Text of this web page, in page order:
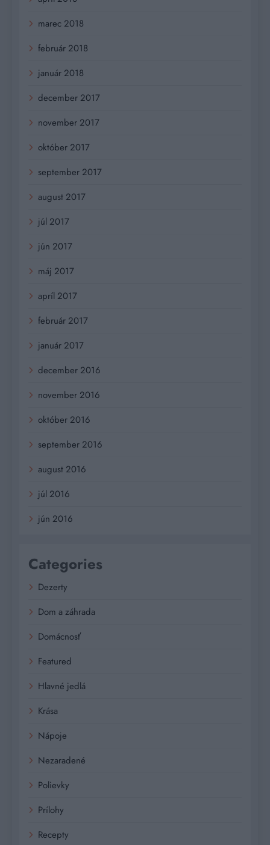
marec 2018
február 2018
január 2018
december 2017
november 2017
október 2017
september 2017
august 2017
júl 2017
jún 2017
máj 2017
apríl 2017
február 2017
január 2017
december 2016
november 2016
október 2016
september 2016
august 2016
júl 2016
jún 2016
Categories
Dezerty
Dom a záhrada
Domácnosť
Featured
Hlavné jedlá
Krása
Nápoje
Nezaradené
Polievky
Prílohy
Recepty